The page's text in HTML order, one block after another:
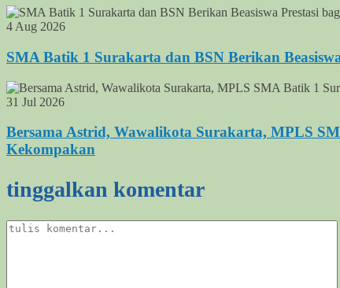
4 Aug 2026
SMA Batik 1 Surakarta dan BSN Berikan
31 Jul 2026
Bersama Astrid, Wawalikota Surakarta, MPLS
Kekompakan
tinggalkan komentar